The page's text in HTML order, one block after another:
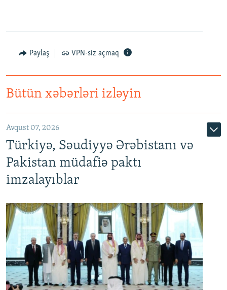
Paylaş VPN-siz açmaq
Bütün xəbərləri izləyin
Avqust 07, 2026
Türkiyə, Səudiyyə Ərəbistanı və
Pakistan müdafiə paktı
imzalayıblar